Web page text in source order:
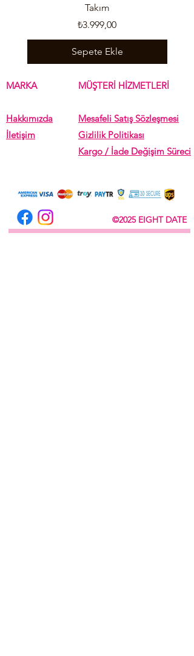
Takım
Fiyat
₺3.999,00
Sepete Ekle
MARKA
Hakkımızda
İletişim
MÜŞTERİ HİZMETLERİ
Mesafeli Satış Sözleşmesi
Gizlilik Politikası
Kargo / İade Değişim Süreci
©2025 EIGHT DATE